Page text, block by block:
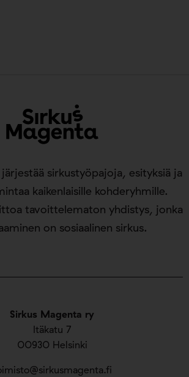
Sirkus Magenta ry
Itäkatu 7
00930 Helsinki
sirkustyöpajoja, esityksiä ja
kaikenlaisille kohderyhmille.
tavoittelematon yhdistys, jonka
on sosiaalinen sirkus.